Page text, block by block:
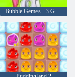
Bubble Gemes - 3 Gewinnt